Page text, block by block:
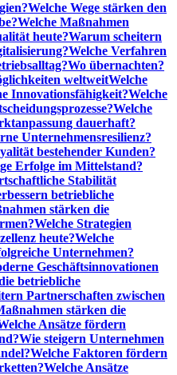
Welche Wege stärken den
Welche Maßnahmen
heute?Warum scheitern
Welche Verfahren
Wo übernachten?
weltweitWelche
Innovationsfähigkeit?Welche
Welche
dauerhaft?
Unternehmensresilienz?
bestehender Kunden?
Erfolge im Mittelstand?
Stabilität
betriebliche
stärken die
Welche Strategien
heute?Welche
Unternehmen?
Geschäftsinnovationen
betriebliche
Partnerschaften zwischen
stärken die
Ansätze fördern
Wie steigern Unternehmen
Welche Faktoren fördern
Welche Ansätze